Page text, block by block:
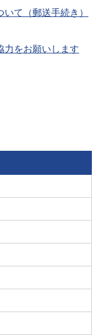
て（郵送手続き）
力をお願いします